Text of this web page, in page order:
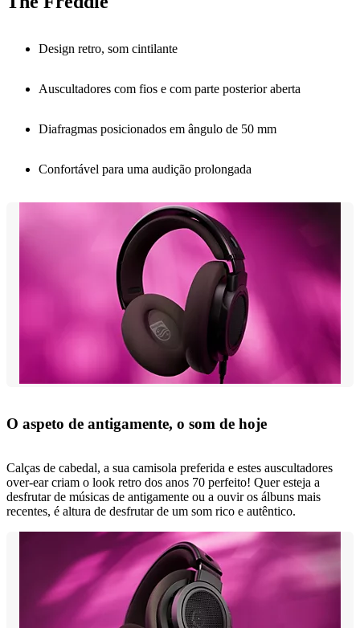
Design retro, som cintilante
Auscultadores com fios e com parte posterior aberta
Diafragmas posicionados em ângulo de 50 mm
Confortável para uma audição prolongada
O aspeto de antigamente, o som de hoje
Calças de cabedal, a sua camisola preferida e estes auscultadores
over-ear criam o look retro dos anos 70 perfeito! Quer esteja a
desfrutar de músicas de antigamente ou a ouvir os álbuns mais
recentes, é altura de desfrutar de um som rico e autêntico.